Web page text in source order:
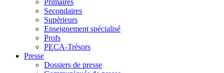
Primaires
Secondaires
Supérieurs
Enseignement spécialisé
Profs
PECA-Trésors
Presse
Dossiers de presse